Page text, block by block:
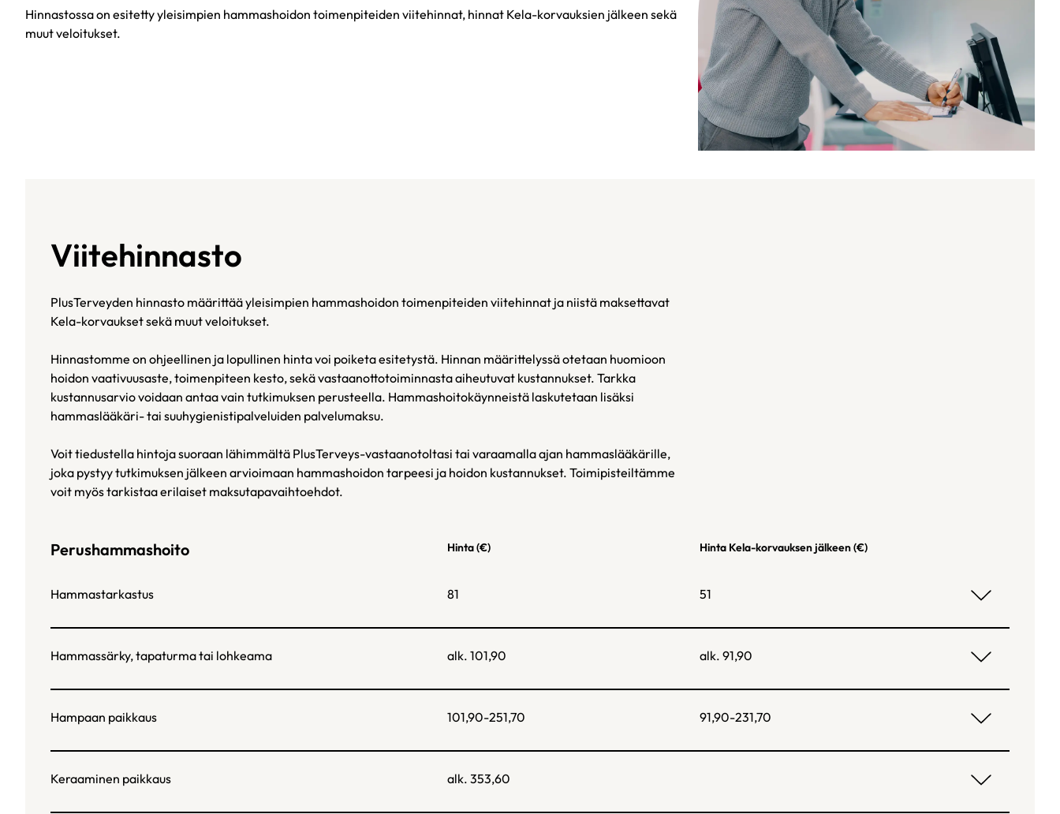
Hinnastossa on esitetty yleisimpien hammashoidon toimenpiteiden viitehinnat, hinnat Kela-korvauksien jälkeen sekä
muut veloitukset.
Viitehinnasto
PlusTerveyden hinnasto määrittää yleisimpien hammashoidon toimenpiteiden viitehinnat ja niistä maksettavat
Kela-korvaukset sekä muut veloitukset.
Hinnastomme on ohjeellinen ja lopullinen hinta voi poiketa esitetystä. Hinnan määrittelyssä otetaan huomioon
hoidon vaativuusaste, toimenpiteen kesto, sekä vastaanottotoiminnasta aiheutuvat kustannukset. Tarkka
kustannusarvio voidaan antaa vain tutkimuksen perusteella. Hammashoitokäynneistä laskutetaan lisäksi
hammaslääkäri- tai suuhygienistipalveluiden palvelumaksu.
Voit tiedustella hintoja suoraan lähimmältä PlusTerveys-vastaanotoltasi tai varaamalla ajan hammaslääkärille,
joka pystyy tutkimuksen jälkeen arvioimaan hammashoidon tarpeesi ja hoidon kustannukset. Toimipisteiltämme
voit myös tarkistaa erilaiset maksutapavaihtoehdot.
Perushammashoito Hinta (€) Hinta Kela-korvauksen jälkeen (€)
Hammastarkastus 81 51
Hammassärky, tapaturma tai lohkeama alk. 101,90 alk. 91,90
Hampaan paikkaus 101,90-251,70 91,90-231,70
Keraaminen paikkaus alk. 353,60